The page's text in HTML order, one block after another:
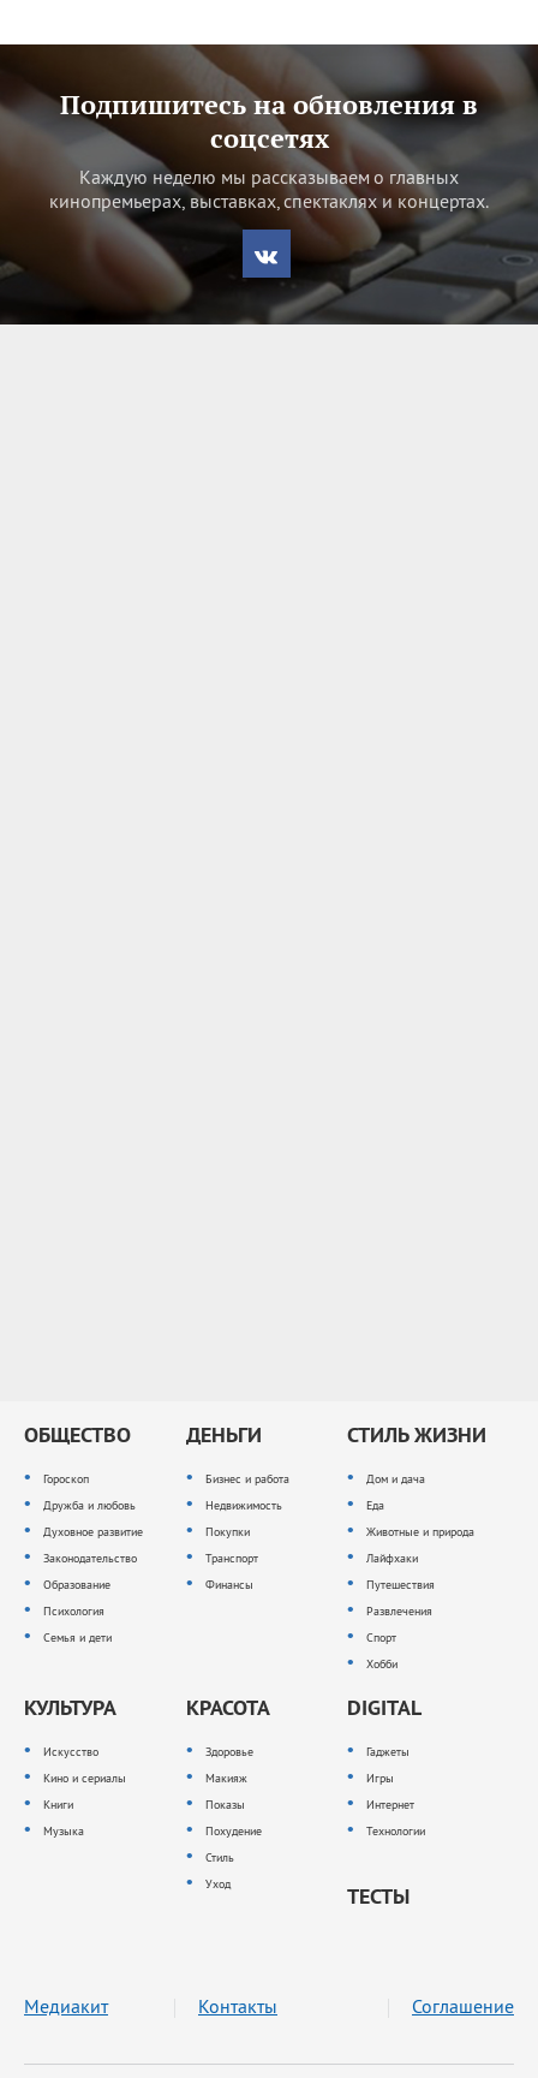
Подпишитесь на обновления в
соцсетях
Каждую неделю мы рассказываем о главных
кинопремьерах, выставках, спектаклях и концертах.
ОБЩЕСТВО
Гороскоп
Дружба и любовь
Духовное развитие
Законодательство
Образование
Психология
Семья и дети
ДЕНЬГИ
Бизнес и работа
Недвижимость
Покупки
Транспорт
Финансы
СТИЛЬ ЖИЗНИ
Дом и дача
Еда
Животные и природа
Лайфхаки
Путешествия
Развлечения
Спорт
Хобби
КУЛЬТУРА
Искусство
Кино и сериалы
Книги
Музыка
КРАСОТА
Здоровье
Макияж
Показы
Похудение
Стиль
Уход
DIGITAL
Гаджеты
Игры
Интернет
Технологии
ТЕСТЫ
Медиакит Контакты Соглашение